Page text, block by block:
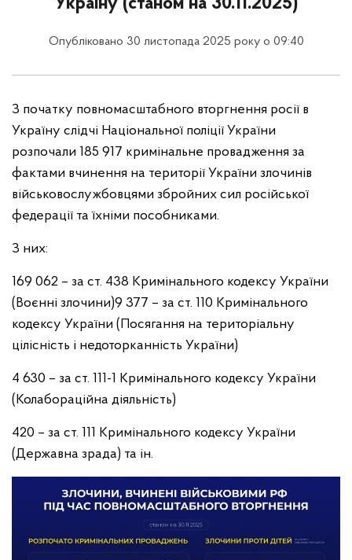
Україну (станом на 30.11.2025)
Опубліковано 30 листопада 2025 року о 09:40
З початку повномасштабного вторгнення росії в
Україну слідчі Національної поліції України
розпочали 185 917 кримінальне провадження за
фактами вчинення на території України злочинів
військовослужбовцями збройних сил російської
федерації та їхніми пособниками.
З них:
169 062 – за ст. 438 Кримінального кодексу України
(Воєнні злочини)9 377 – за ст. 110 Кримінального
кодексу України (Посягання на територіальну
цілісність і недоторканність України)
4 630 – за ст. 111-1 Кримінального кодексу України
(Колабораційна діяльність)
420 – за ст. 111 Кримінального кодексу України
(Державна зрада) та ін.